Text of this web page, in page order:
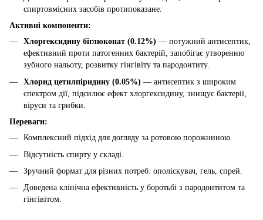
спиртовмісних засобів протипоказане.
Активні компоненти:
Хлоргексидину біглюконат (0.12%) — потужний антисептик,
ефективний проти патогенних бактерій, запобігає утворенню
зубного нальоту, розвитку гінгівіту та пародонтиту.
Хлорид цетилпіридину (0.05%) — антисептик з широким
спектром дії, підсилює ефект хлоргексидину, знищує бактерії,
віруси та грибки.
Переваги:
Комплексний підхід для догляду за ротовою порожниною.
Відсутність спирту у складі.
Зручний формат для різних потреб: ополіскувач, гель, спрей.
Доведена клінічна ефективність у боротьбі з пародонтитом та
гінгівітом.